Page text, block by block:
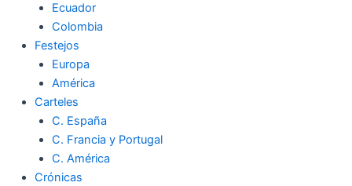
Ecuador
Colombia
Festejos
Europa
América
Carteles
C. España
C. Francia y Portugal
C. América
Crónicas